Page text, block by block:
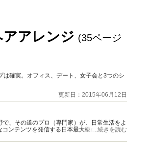
アレンジ (35ページ
確実。オフィス、デート、女子会と3つのシ
更新日：2015年06月12日
、その道のプロ（専門家）が、日常生活をよ
ンテンツを発信する日本最大級の総合情報サ
...続きを読む